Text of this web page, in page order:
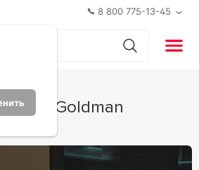
8 800 775-13-45
от Goldman